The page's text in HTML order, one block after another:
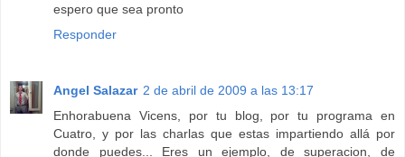
espero que sea pronto
Responder
Angel Salazar 2 de abril de 2009 a las 13:17
Enhorabuena Vicens, por tu blog, por tu programa en
Cuatro, y por las charlas que estas impartiendo allá por
donde puedes... Eres un ejemplo, de superacion, de